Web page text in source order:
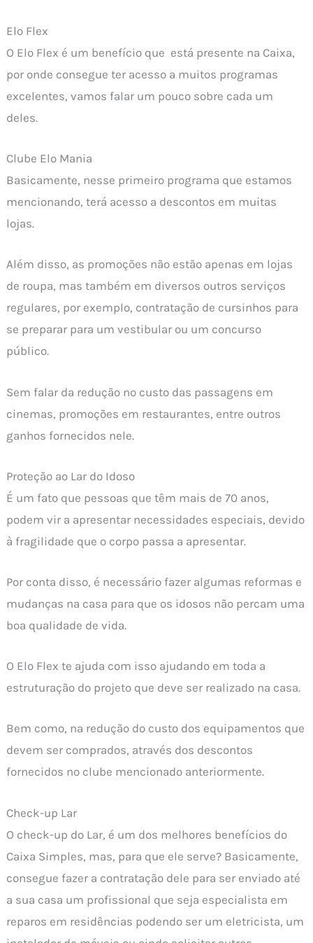
Elo Flex
O Elo Flex é um benefício que está presente na Caixa,
por onde consegue ter acesso a muitos programas
excelentes, vamos falar um pouco sobre cada um
deles.
Clube Elo Mania
Basicamente, nesse primeiro programa que estamos
mencionando, terá acesso a descontos em muitas
lojas.
Além disso, as promoções não estão apenas em lojas
de roupa, mas também em diversos outros serviços
regulares, por exemplo, contratação de cursinhos para
se preparar para um vestibular ou um concurso
público.
Sem falar da redução no custo das passagens em
cinemas, promoções em restaurantes, entre outros
ganhos fornecidos nele.
Proteção ao Lar do Idoso
É um fato que pessoas que têm mais de 70 anos,
podem vir a apresentar necessidades especiais, devido
à fragilidade que o corpo passa a apresentar.
Por conta disso, é necessário fazer algumas reformas e
mudanças na casa para que os idosos não percam uma
boa qualidade de vida.
O Elo Flex te ajuda com isso ajudando em toda a
estruturação do projeto que deve ser realizado na casa.
Bem como, na redução do custo dos equipamentos que
devem ser comprados, através dos descontos
fornecidos no clube mencionado anteriormente.
Check-up Lar
O check-up do Lar, é um dos melhores benefícios do
Caixa Simples, mas, para que ele serve? Basicamente,
consegue fazer a contratação dele para ser enviado até
a sua casa um profissional que seja especialista em
reparos em residências podendo ser um eletricista, um